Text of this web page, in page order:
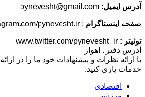
آدرس ایمیل:
صفحه اینستاگرام :
توئیتر :
آدرس دفتر : اهواز
با ارائه نظرات و پیشنهادات خود ما را در
خدمات یاری کنید.
اقتصادی
ورزشی